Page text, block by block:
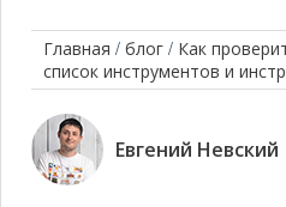
Главная / блог / Как
список инструментов и
Евгений Невский